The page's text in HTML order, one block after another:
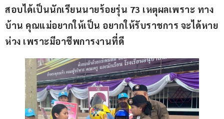
สอบได้เป็นนักเรียนนายร้อยรุ่น 73 เหตุผลเพราะ ทาง
บ้าน คุณแม่อยากให้เป็น อยากให้รับราชการ จะได้หาย
ห่วง เพราะมีอาชีพการงานที่ดี